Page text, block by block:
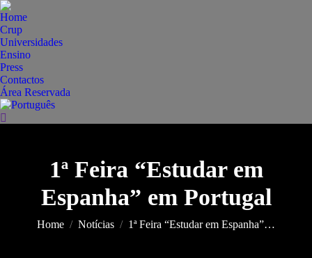
Home
Crup
Universidades
Ensino
Press
Contactos
Área Reservada
Search:
1ª Feira “Estudar em
Espanha” em Portugal
You are here:
Home Notícias 1ª Feira “Estudar em Espanha”…